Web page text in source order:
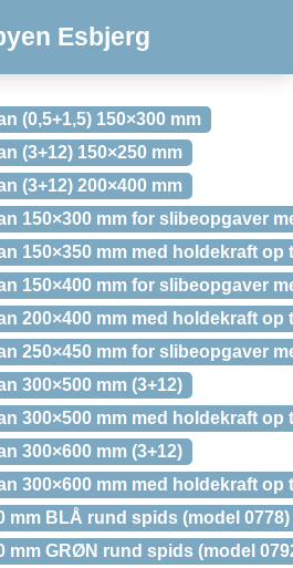
Esbjerg
(0,5+1,5) 150×300 mm
(3+12) 150×250 mm
(3+12) 200×400 mm
150×300 mm for slibeopgaver
150×350 mm med holdekraft op
150×400 mm for slibeopgaver
200×400 mm med holdekraft op
250×450 mm for slibeopgaver
300×500 mm (3+12)
300×500 mm med holdekraft op
300×600 mm (3+12)
300×600 mm med holdekraft op
mm BLÅ rund spids (model 0778)
mm GRØN rund spids (model